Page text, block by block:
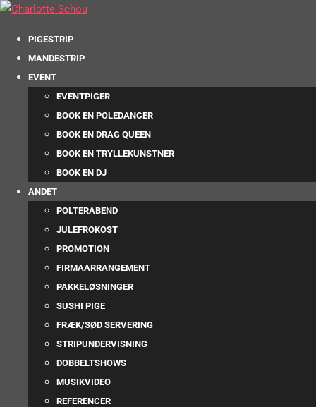
PIGESTRIP
MANDESTRIP
EVENT
EVENTPIGER
BOOK EN POLEDANCER
BOOK EN DRAG QUEEN
BOOK EN TRYLLEKUNSTNER
BOOK EN DJ
ANDET
POLTERABEND
JULEFROKOST
PROMOTION
FIRMAARRANGEMENT
PAKKELØSNINGER
SUSHI PIGE
FRÆK/SØD SERVERING
STRIPUNDERVISNING
DOBBELTSHOWS
MUSIKVIDEO
REFERENCER